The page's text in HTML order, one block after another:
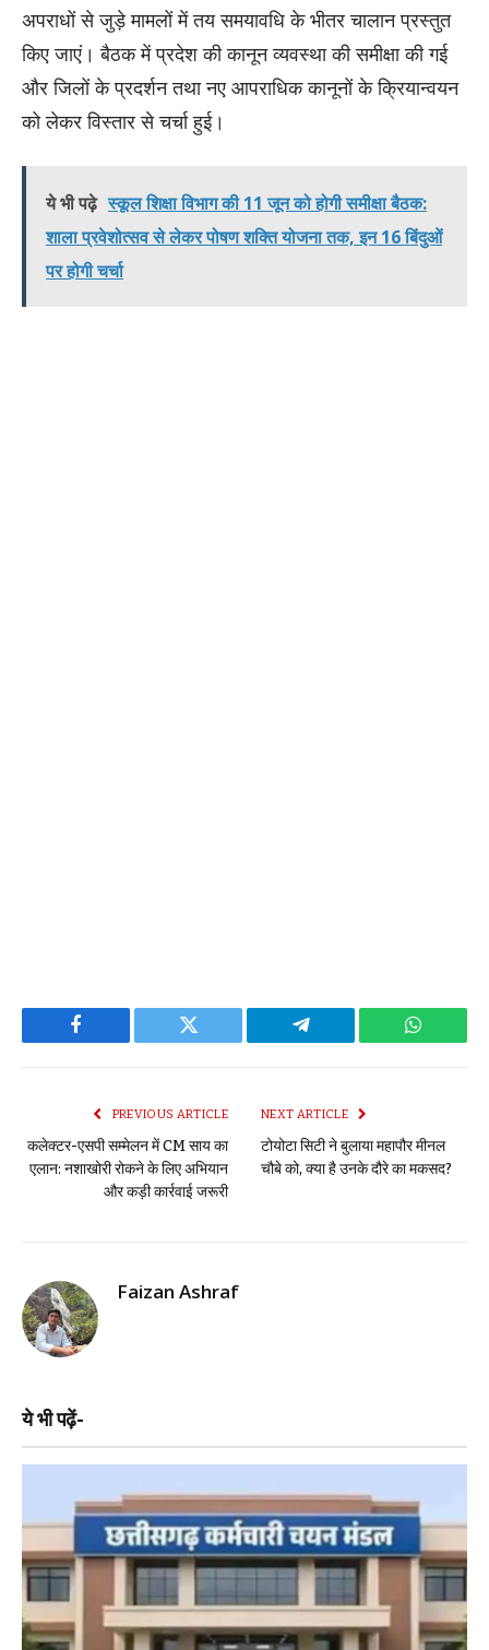
अपराधों से जुड़े मामलों में तय समयावधि के भीतर चालान प्रस्तुत
किए जाएं। बैठक में प्रदेश की कानून व्यवस्था की समीक्षा की गई
और जिलों के प्रदर्शन तथा नए आपराधिक कानूनों के क्रियान्वयन
को लेकर विस्तार से चर्चा हुई।
ये भी पढ़े स्कूल शिक्षा विभाग की 11 जून को होगी समीक्षा बैठक:
शाला प्रवेशोत्सव से लेकर पोषण शक्ति योजना तक, इन 16 बिंदुओं
पर होगी चर्चा
Facebook Twitter Telegram
PREVIOUS ARTICLE
कलेक्टर-एसपी सम्मेलन में CM साय का
एलान: नशाखोरी रोकने के लिए अभियान
और कड़ी कार्रवाई जरूरी
NEXT ARTICLE
टोयोटा सिटी ने बुलाया महापौर मीनल
चौबे को, क्या है उनके दौरे का मकसद?
Faizan Ashraf
ये भी पढ़ें-